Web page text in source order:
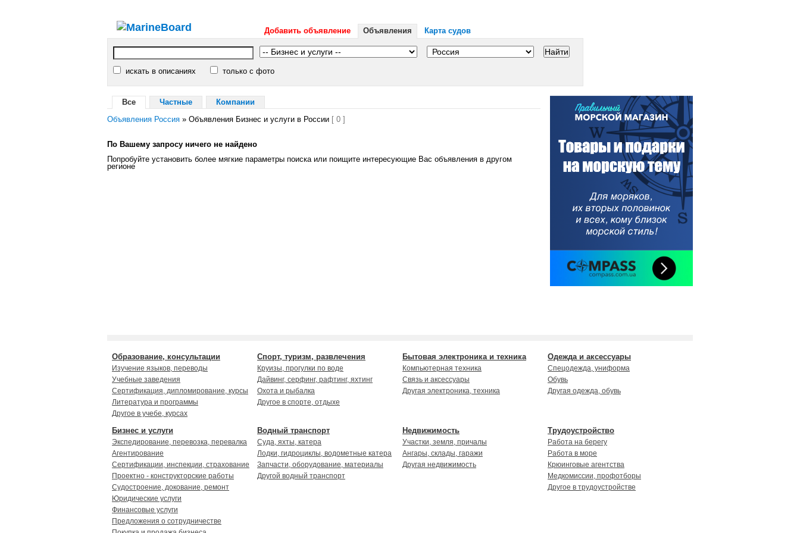
Добавить объявление Объявления Карта судов
искать в описаниях только с фото
Все Частные
Компании
Объявления Россия » Объявления Бизнес и услуги в России [ 0 ]
По Вашему запросу ничего не найдено
Попробуйте установить более мягкие параметры поиска или поищите интересующие Вас объявления в другом
регионе
Одежда и аксессуары
Cпецодежда, униформа
Обувь
Другая одежда, обувь
Бытовая электроника и техника
Компьютерная техника
Cвязь и аксессуары
Другая электроника, техника
Спорт, туризм, развлечения
Круизы, прогулки по воде
Дайвинг, серфинг, рафтинг, яхтинг
Охота и рыбалка
Другое в спорте, отдыхе
Образование, консультации
Изучение языков, переводы
Учебные заведения
Сертификация, дипломирование, курсы
Литература и программы
Другое в учебе, курсах
Трудоустройство
Работа на берегу
Работа в море
Крюинговые агентства
Медкомиссии, профотборы
Другое в трудоустройстве
Недвижимость
Участки, земля, причалы
Ангары, склады, гаражи
Другая недвижимость
Водный транспорт
Суда, яхты, катера
Лодки, гидроциклы, водометные катера
Запчасти, оборудование, материалы
Другой водный транспорт
Бизнес и услуги
Экспедирование, перевозка, перевалка
Агентирование
Сертификации, инспекции, страхование
Проектно - конструкторские работы
Судостроение, докование, ремонт
Юридические услуги
Финансовые услуги
Предложения о сотрудничестве